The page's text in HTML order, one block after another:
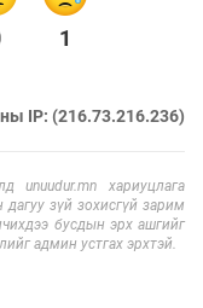
1
IP: (216.73.216.236)
unuudur.mn хариуцлага
зүй зохисгүй зарим
бусдын эрх ашгийг
админ устгах эрхтэй.